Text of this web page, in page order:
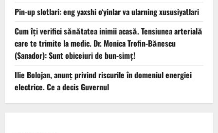
Pin-up slotlari: eng yaxshi o‘yinlar va ularning xususiyatlari
Cum îți verifici sănătatea inimii acasă. Tensiunea arterială
care te trimite la medic. Dr. Monica Trofin-Bănescu
(Sanador): Sunt obiceiuri de bun-simț!
Ilie Bolojan, anunț privind riscurile în domeniul energiei
electrice. Ce a decis Guvernul